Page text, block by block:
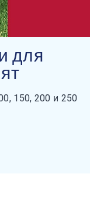
для
150, 200 и 250